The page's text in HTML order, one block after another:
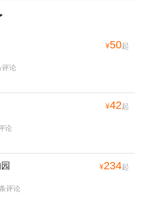
¥50起
论
¥42起
论
¥234起
评论